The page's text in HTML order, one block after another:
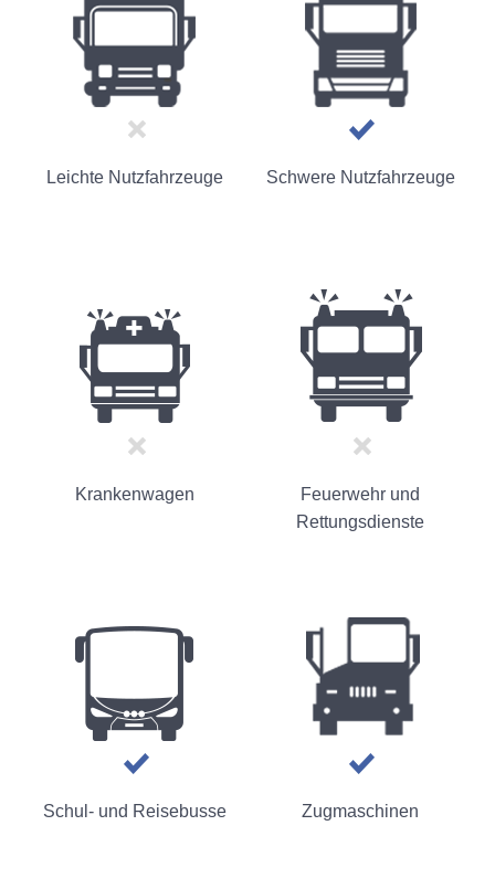
Leichte Nutzfahrzeuge Schwere Nutzfahrzeuge
Krankenwagen
Feuerwehr und
Rettungsdienste
Schul- und Reisebusse Zugmaschinen